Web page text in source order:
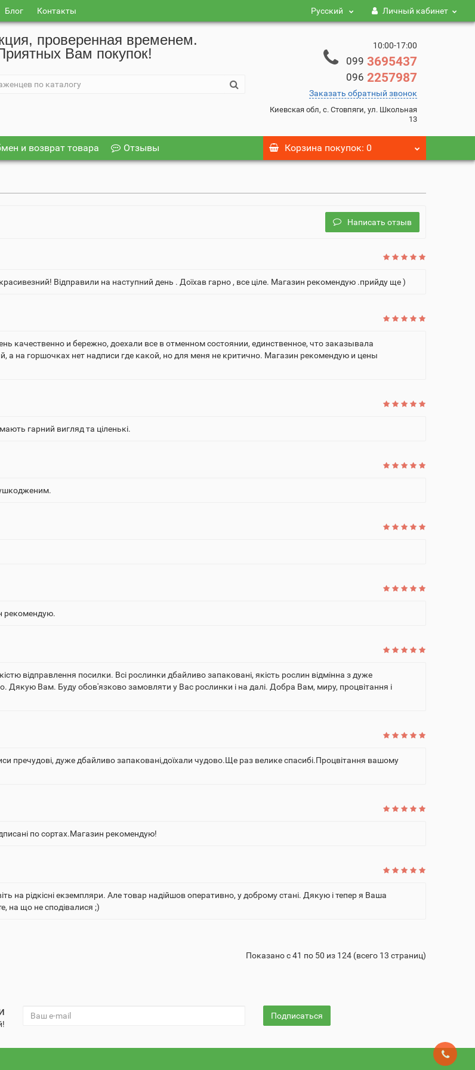
Блог Контакты Русский Личный кабинет
проверенная временем.
Вам покупок!
10:00-17:00
099 3695437
096 2257987
Заказать обратный звонок
Киевская обл, с. Стовпяги, ул. Школьная
13
и возврат товара Отзывы Корзина покупок: 0
Написать отзыв
Відправили на наступний день . Доїхав гарно , все ціле. Магазин рекомендую .прийду ще )
качественно и бережно, доехали все в отменном состоянии, единственное, что заказывала
на горшочках нет надписи где какой, но для меня не критично. Магазин рекомендую и цены
гарний вигляд та ціленькі.
рекомендую.
відправлення посилки. Всі рослинки дбайливо запаковані, якість рослин відмінна з дуже
Вам. Буду обов'язково замовляти у Вас рослинки і на далі. Добра Вам, миру, процвітання і
пречудові, дуже дбайливо запаковані,доїхали чудово.Ще раз велике спасибі.Процвітання вашому
по сортах.Магазин рекомендую!
на рідкісні екземпляри. Але товар надійшов оперативно, у доброму стані. Дякую і тепер я Ваша
на що не сподівалися ;)
Показано с 41 по 50 из 124 (всего 13 страниц)
Подписаться